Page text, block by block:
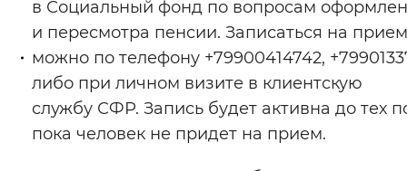
в Социальный фонд по вопросам
и пересмотра пенсии. Записаться на прием
можно по телефону +79900414742,
либо при личном визите в клиентскую
службу СФР. Запись будет активна до тех
пока человек не придет на прием.